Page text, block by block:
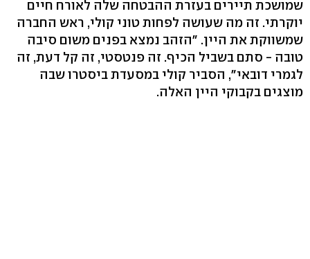
שמושכת תיירים בעזרת ההבטחה שלה לאורח חיים
יוקרתי. זה מה שעושה לפחות טוני קולי, ראש החברה
שמשווקת את היין. "הזהב נמצא בפנים משום סיבה
טובה - סתם בשביל הכיף. זה פנטסטי, זה קל דעת, זה
לגמרי דובאי", הסביר קולי במסעדת ביסטרו שבה
מוצגים בקבוקי היין האלה.